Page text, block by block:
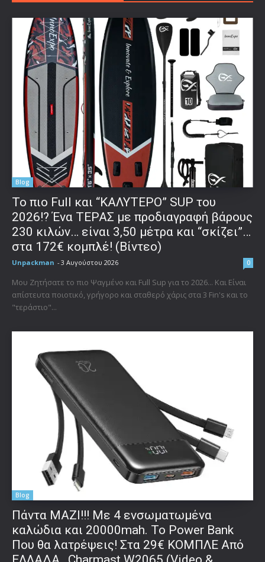
Blog
To πιο Full και “ΚΑΛΥΤΕΡΟ” SUP του
2026!? Ένα ΤΕΡΑΣ με προδιαγραφή βάρους
230 κιλών… είναι 3,50 μέτρα και “σκίζει”…
στα 172€ κομπλέ! (Βίντεο)
Unpackman - 3 Αυγούστου 2026 0
Μου Ζητήσατε το πιο Ψαγμένο και Full Sup για το 2026... Και Είναι
απίστευτα ποιοτικό, γρήγορο και σταθερό χάρις στα 3 Fin's και το
"τεράστιο"...
Blog
Πάντα ΜΑΖΙ!!! Με 4 ενσωματωμένα
καλώδια και 20000mah. Το Power Bank
Που θα λατρέψεις! Στα 29€ ΚΟΜΠΛΕ Από